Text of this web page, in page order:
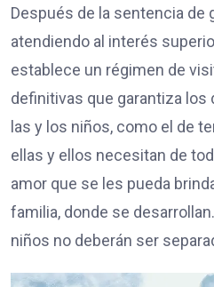
Después de la sentencia de
atendiendo al interés
establece un régimen de
definitivas que garantiza
las y los niños, como el de
ellas y ellos necesitan de
amor que se les pueda
familia, donde se
niños no deberán ser